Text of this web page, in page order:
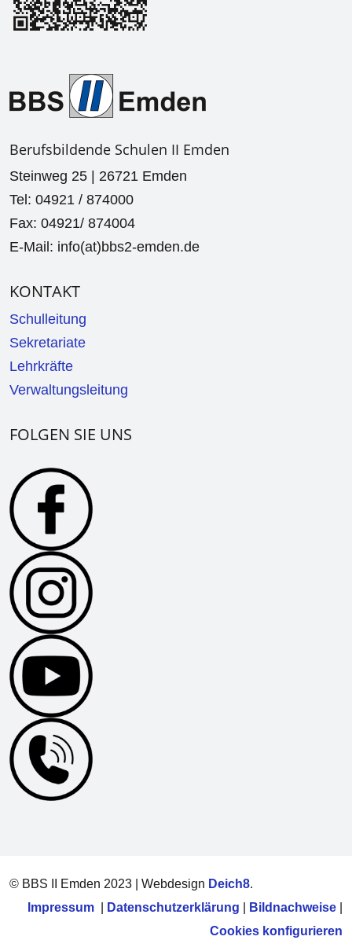
Berufsbildende Schulen II Emden
Steinweg 25 | 26721 Emden
Tel: 04921 / 874000
Fax: 04921/ 874004
E-Mail: info(at)bbs2-emden.de
KONTAKT
Schulleitung
Sekretariate
Lehrkräfte
Verwaltungsleitung
FOLGEN SIE UNS
© BBS II Emden 2023 | Webdesign Deich8.
Impressum
Datenschutzerklärung Bildnachweise
Cookies konfigurieren